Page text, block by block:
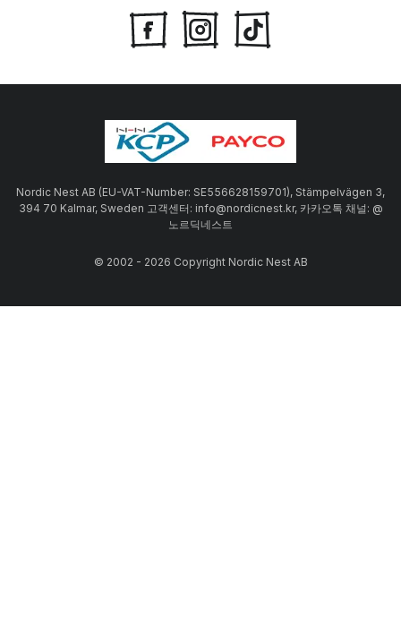
Nordic Nest AB (EU-VAT-Number: SE556628159701), Stämpelvägen 3,
394 70 Kalmar, Sweden 고객센터: info@nordicnest.kr, 카카오톡 채널: @
노르딕네스트
© 2002 - 2026 Copyright Nordic Nest AB